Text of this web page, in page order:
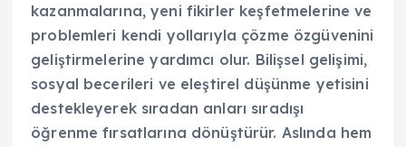
kazanmalarına, yeni fikirler keşfetmelerine ve
problemleri kendi yollarıyla çözme özgüvenini
geliştirmelerine yardımcı olur. Bilişsel gelişimi,
sosyal becerileri ve eleştirel düşünme yetisini
destekleyerek sıradan anları sıradışı
öğrenme fırsatlarına dönüştürür. Aslında hem